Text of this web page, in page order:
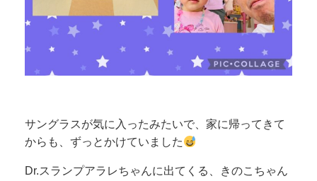
サングラスが気に入ったみたいで、家に帰ってきて
からも、ずっとかけていました
Dr.スランプアラレちゃんに出てくる、きのこちゃん